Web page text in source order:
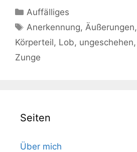
Kategorien
Auffälliges
Schlagwörter
Anerkennung, Äußerungen,
Körperteil, Lob, ungeschehen,
Zunge
Seiten
Über mich